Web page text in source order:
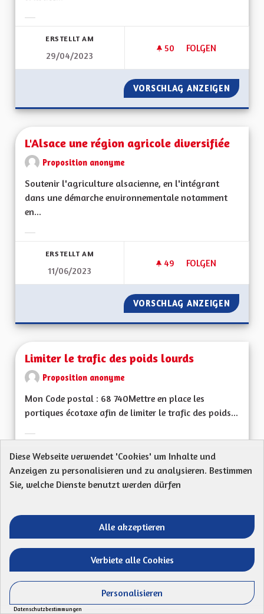
ERSTELLT AM
29/04/2023
50 50 FOLLOWER
FOLGEN
TRANSIT POIDS
VORSCHLAG ANZEIGEN
L'Alsace une région agricole diversifiée
Proposition anonyme
Soutenir l'agriculture alsacienne, en l'intégrant
dans une démarche environnementale notamment
en...
ERSTELLT AM
11/06/2023
49 49 FOLLOWER
FOLGEN
L'ALSACE UNE
VORSCHLAG ANZEIGEN
Limiter le trafic des poids lourds
Proposition anonyme
Mon Code postal : 68 740Mettre en place les
portiques écotaxe afin de limiter le trafic des poids...
Ergebnisse nach Kategorie filtern:
ERSTELLT AM
15/04/2023 LIMITER LE TRAFIC
Production électrique
Mon Code postal (ex : 68 000) : 67110Ma
Diese Webseite verwendet 'Cookies' um Inhalte und
Anzeigen zu personalisieren und zu analysieren. Bestimmen
Sie, welche Dienste benutzt werden dürfen
Alle akzeptieren
Verbiete alle Cookies
Personalisieren
Datenschutzbestimmungen